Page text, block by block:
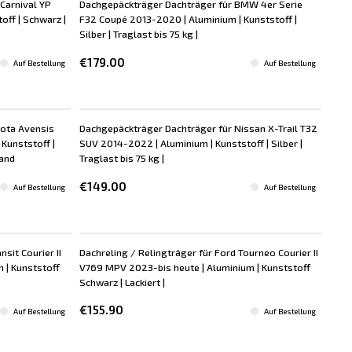
YP
| Schwarz |
Auf Bestellung
Dachgepäckträger Dachträger für BMW 4er Serie
F32 Coupé 2013-2020 | Aluminium | Kunststoff |
Silber | Traglast bis 75 kg |
€179.00 Auf Bestellung
Avensis
|
Auf Bestellung
Dachgepäckträger Dachträger für Nissan X-Trail T32
SUV 2014-2022 | Aluminium | Kunststoff | Silber |
Traglast bis 75 kg |
€149.00 Auf Bestellung
Courier II
| Kunststoff
Auf Bestellung
Dachreling / Relingträger für Ford Tourneo Courier II
V769 MPV 2023-bis heute | Aluminium | Kunststoff
Schwarz | Lackiert |
€155.90 Auf Bestellung